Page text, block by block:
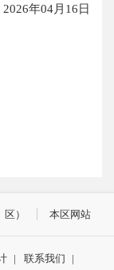
年04月16日
） 本区网站
| 联系我们 |